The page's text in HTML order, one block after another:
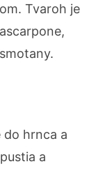
Tvaroh je
do hrnca a
a